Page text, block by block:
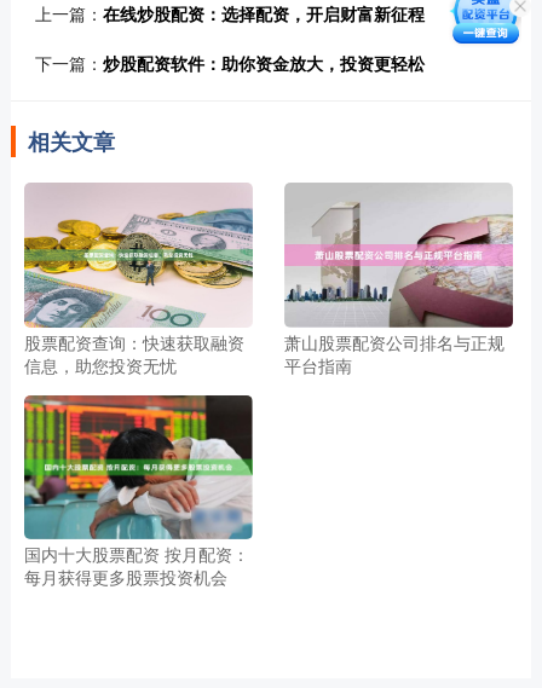
上一篇： 在线炒股配资：选择配资，开启财富新征程
下一篇： 炒股配资软件：助你资金放大，投资更轻松
相关文章
股票配资查询：快速获取融资
信息，助您投资无忧
萧山股票配资公司排名与正规
平台指南
国内十大股票配资 按月配资：
每月获得更多股票投资机会